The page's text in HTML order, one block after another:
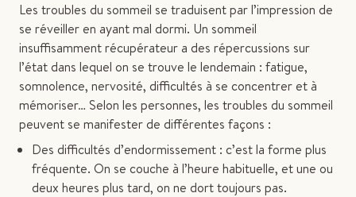
Les troubles du sommeil se traduisent par l’impression de
se réveiller en ayant mal dormi. Un sommeil
insuffisamment récupérateur a des répercussions sur
l’état dans lequel on se trouve le lendemain : fatigue,
somnolence, nervosité, difficultés à se concentrer et à
mémoriser… Selon les personnes, les troubles du sommeil
peuvent se manifester de différentes façons :
Des difficultés d’endormissement : c’est la forme plus
fréquente. On se couche à l’heure habituelle, et une ou
deux heures plus tard, on ne dort toujours pas.